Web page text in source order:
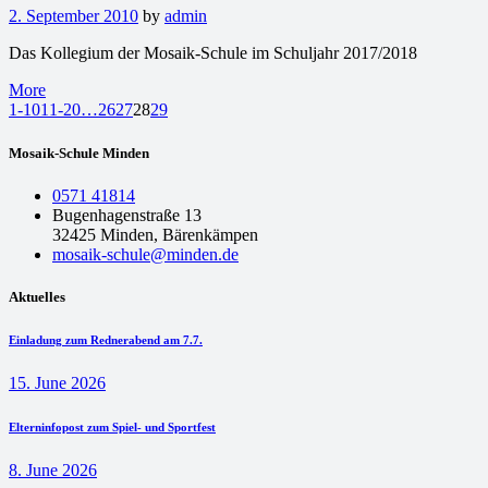
2. September 2010 by admin
Das Kollegium der Mosaik-Schule im Schuljahr 2017/2018
More
1-1011-20…26272829
Mosaik-Schule Minden
0571 41814
Bugenhagenstraße 13
32425 Minden, Bärenkämpen
mosaik-schule@minden.de
Aktuelles
Einladung zum Rednerabend am 7.7.
15. June 2026
Elterninfopost zum Spiel- und Sportfest
8. June 2026